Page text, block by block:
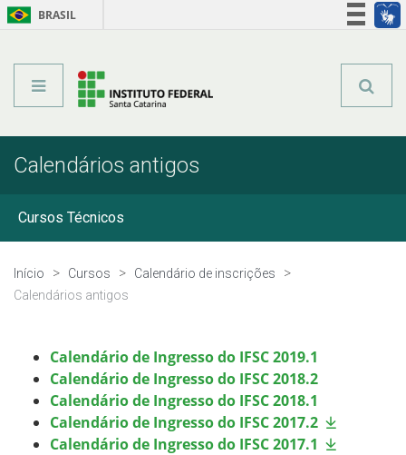
BRASIL
Calendários antigos
Cursos Técnicos
Graduação
Especialização Técnica
Pós-graduação
Início Cursos
Calendário de inscrições
Calendários antigos
Calendário de Ingresso do IFSC 2019.1
Calendário de Ingresso do IFSC 2018.2
Calendário de Ingresso do IFSC 2018.1
Calendário de Ingresso do IFSC 2017.2
Calendário de Ingresso do IFSC 2017.1